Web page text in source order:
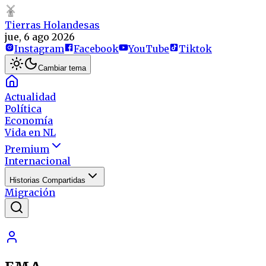
Tierras Holandesas
jue, 6 ago 2026
Instagram
Facebook YouTube Tiktok
Cambiar tema
Actualidad
Política
Economía
Vida en NL
Premium
Internacional
Historias Compartidas
Migración